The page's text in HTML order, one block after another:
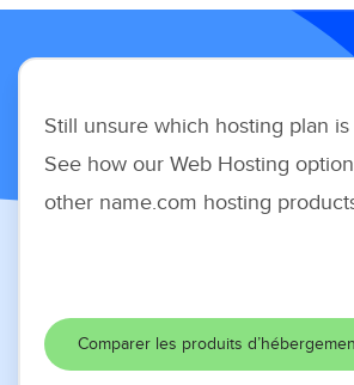
Still unsure which hosting plan
See how our Web Hosting
other name.com hosting
Comparer les produits